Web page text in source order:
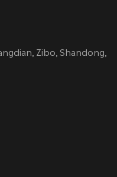
Zibo, Shandong,